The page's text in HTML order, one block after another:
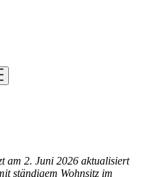
am 2. Juni 2026 aktualisiert
ständigem Wohnsitz im